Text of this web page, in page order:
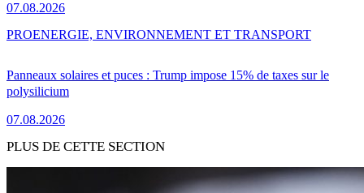
07.08.2026
Panneaux solaires et puces : Trump impose 15% de taxes sur le
polysilicium
07.08.2026
PROENERGIE, ENVIRONNEMENT ET TRANSPORT
PLUS DE CETTE SECTION